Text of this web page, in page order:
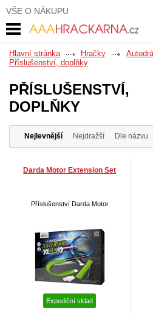
VŠE O NÁKUPU
Hlavní stránka Hračky
Příslušenství, doplňky
PŘÍSLUŠENSTVÍ,
DOPLŇKY
Nejlevnější Nejdražší Dle názvu
Darda Motor Extension Set
Příslušenství Darda Motor
Expediční sklad